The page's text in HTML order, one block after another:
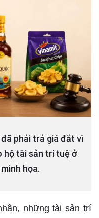
phải trả giá đắt vì
hộ tài sản trí tuệ ở
họa.
những tài sản trí